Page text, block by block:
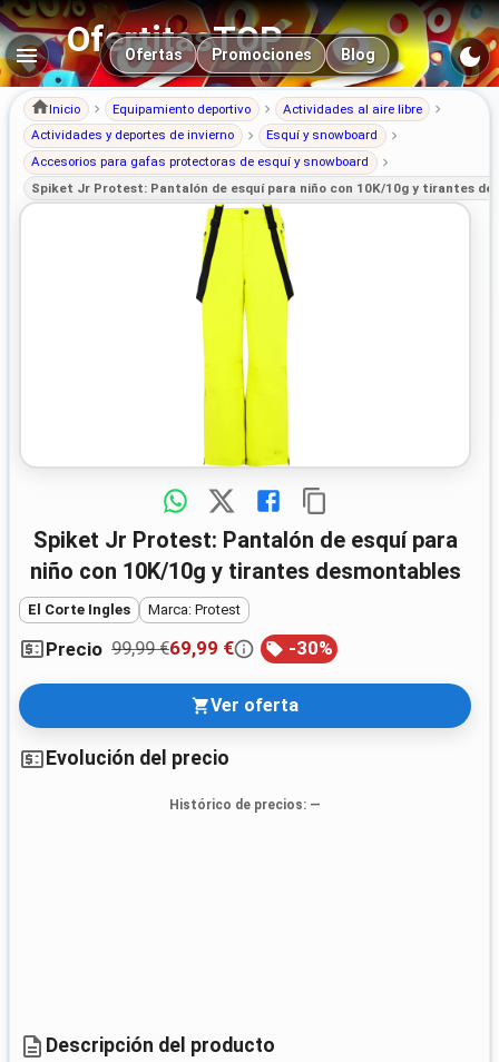
OfertitasTOP
Navegación principal
Ofertas Promociones Blog
Inicio Equipamiento deportivo
Actividades al aire libre
Actividades y deportes de invierno
Esquí y snowboard
Accesorios para gafas protectoras de esquí y snowboard
Spiket Jr Protest: Pantalón de esquí para niño con 10K/10g y tirantes
Spiket Jr Protest: Pantalón de esquí para
niño con 10K/10g y tirantes desmontables
El Corte Ingles Marca: Protest
Precio 99,99 €69,99 € -30%
Ver oferta
Evolución del precio
Histórico de precios: —
Descripción del producto